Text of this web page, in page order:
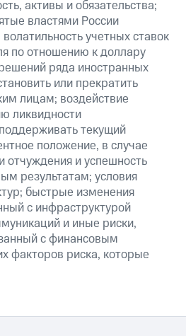
активы и обязательства;
властями России
учетных ставок
по отношению к доллару
ряда иностранных
или прекратить
лицам; воздействие
ликвидности
текущий
положение, в случае
отчуждения и успешность
результатам; условия
быстрые изменения
с инфраструктурой
и иные риски,
с финансовым
факторов риска, которые